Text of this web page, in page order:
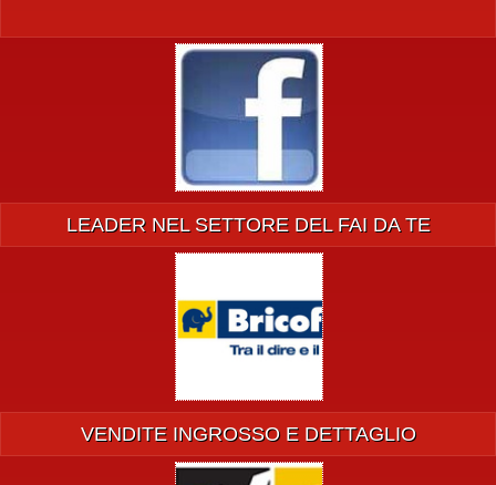
LEADER NEL SETTORE DEL FAI DA TE
VENDITE INGROSSO E DETTAGLIO